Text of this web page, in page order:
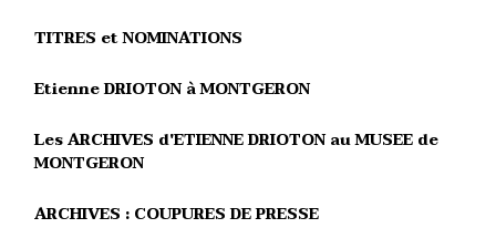
TITRES et NOMINATIONS
Etienne DRIOTON à MONTGERON
Les ARCHIVES d'ETIENNE DRIOTON au MUSEE de
MONTGERON
ARCHIVES : COUPURES DE PRESSE